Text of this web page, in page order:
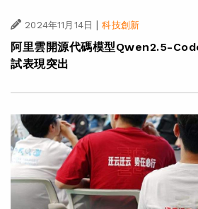
2024年11月14日 | 科技創新
阿里雲開源代碼模型Qwen2.5-
試表現突出